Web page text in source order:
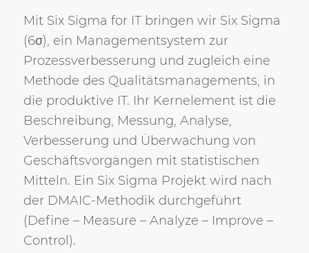
Mit Six Sigma for IT bringen wir Six Sigma
(6σ), ein Managementsystem zur
Prozessverbesserung und zugleich eine
Methode des Qualitätsmanagements, in
die produktive IT. Ihr Kernelement ist die
Beschreibung, Messung, Analyse,
Verbesserung und Überwachung von
Geschäftsvorgängen mit statistischen
Mitteln. Ein Six Sigma Projekt wird nach
der DMAIC-Methodik durchgeführt
(Define – Measure – Analyze – Improve –
Control).